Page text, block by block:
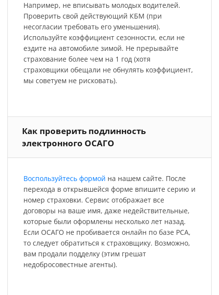
Например, не вписывать молодых водителей.
Проверить свой действующий КБМ (при
несогласии требовать его уменьшения).
Используйте коэффициент сезонности, если не
ездите на автомобиле зимой. Не прерывайте
страхование более чем на 1 год (хотя
страховщики обещали не обнулять коэффициент,
мы советуем не рисковать).
Как проверить подлинность
электронного ОСАГО
Воспользуйтесь формой на нашем сайте. После
перехода в открывшейся форме впишите серию и
номер страховки. Сервис отображает все
договоры на ваше имя, даже недействительные,
которые были оформлены несколько лет назад.
Если ОСАГО не пробивается онлайн по базе РСА,
то следует обратиться к страховщику. Возможно,
вам продали подделку (этим грешат
недобросовестные агенты).